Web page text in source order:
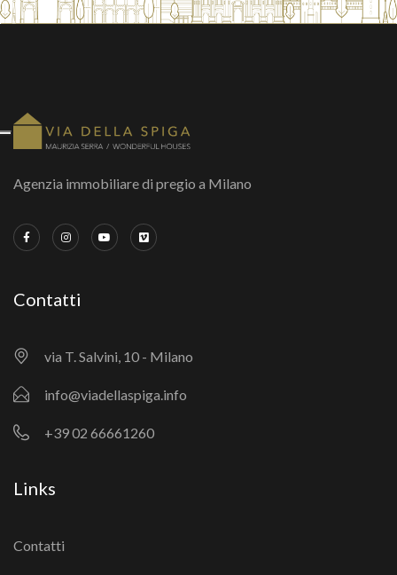
Agenzia immobiliare di pregio a Milano
Contatti
via T. Salvini, 10 - Milano
info@viadellaspiga.info
+39 02 66661260
Links
Contatti